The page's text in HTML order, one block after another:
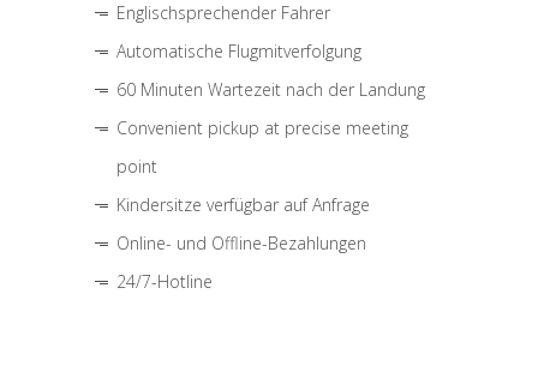
Englischsprechender Fahrer
Automatische Flugmitverfolgung
60 Minuten Wartezeit nach der Landung
Convenient pickup at precise meeting
point
Kindersitze verfügbar auf Anfrage
Online- und Offline-Bezahlungen
24/7-Hotline